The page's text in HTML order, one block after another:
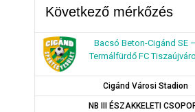
Következő mérkőzés
Bacsó Beton-Cigánd SE
Termálfürdő FC
Cigánd Városi Stadion
NB III ÉSZAKKELETI